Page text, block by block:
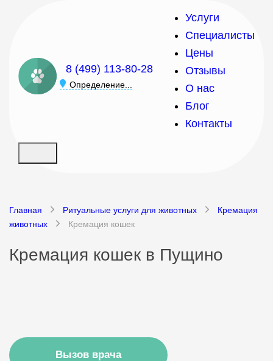
Услуги
Специалисты
Цены
Отзывы
О нас
Блог
Контакты
8 (499) 113-80-28
Определение...
Главная Ритуальные услуги для животных
Кремация
животных
Кремация кошек
Кремация кошек в Пущино
Вызов врача